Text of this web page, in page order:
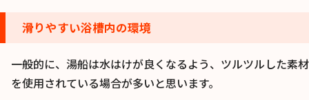
滑りやすい浴槽内の環境
一般的に、湯船は水はけが良くなるよう、ツルツルした素材
を使用されている場合が多いと思います。